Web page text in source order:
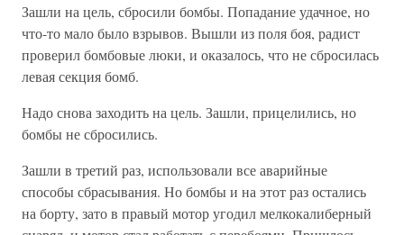
Зашли на цель, сбросили бомбы. Попадание удачное, но
что-то мало было взрывов. Вышли из поля боя, радист
проверил бомбовые люки, и оказалось, что не сбросилась
левая секция бомб.
Надо снова заходить на цель. Зашли, прицелились, но
бомбы не сбросились.
Зашли в третий раз, использовали все аварийные
способы сбрасывания. Но бомбы и на этот раз остались
на борту, зато в правый мотор угодил мелкокалиберный